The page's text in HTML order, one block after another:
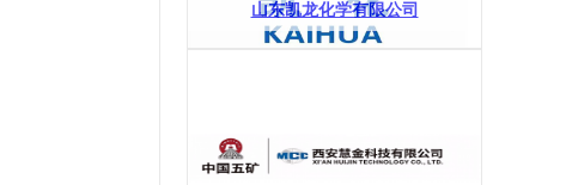
山东凯龙化学有限公司